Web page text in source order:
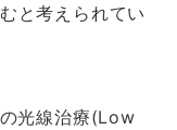
と考えられてい
光線治療(Low